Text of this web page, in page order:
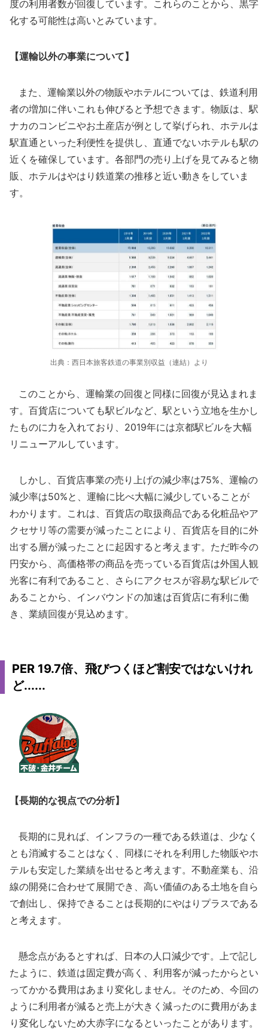
度の利用者数が回復しています。これらのことから、黒字
化する可能性は高いとみています。
【運輸以外の事業について】
また、運輸業以外の物販やホテルについては、鉄道利用
者の増加に伴いこれも伸びると予想できます。物販は、駅
ナカのコンビニやお土産店が例として挙げられ、ホテルは
駅直通といった利便性を提供し、直通でないホテルも駅の
近くを確保しています。各部門の売り上げを見てみると物
販、ホテルはやはり鉄道業の推移と近い動きをしていま
す。
出典：西日本旅客鉄道の事業別収益（連結）より
このことから、運輸業の回復と同様に回復が見込まれま
す。百貨店についても駅ビルなど、駅という立地を生かし
たものに力を入れており、2019年には京都駅ビルを大幅
リニューアルしています。
しかし、百貨店事業の売り上げの減少率は75%、運輸の
減少率は50%と、運輸に比べ大幅に減少していることが
わかります。これは、百貨店の取扱商品である化粧品やア
クセサリ等の需要が減ったことにより、百貨店を目的に外
出する層が減ったことに起因すると考えます。ただ昨今の
円安から、高価格帯の商品を売っている百貨店は外国人観
光客に有利であること、さらにアクセスが容易な駅ビルで
あることから、インバウンドの加速は百貨店に有利に働
き、業績回復が見込めます。
PER 19.7倍、飛びつくほど割安ではないけれ
ど......
【長期的な視点での分析】
長期的に見れば、インフラの一種である鉄道は、少なく
とも消滅することはなく、同様にそれを利用した物販やホ
テルも安定した業績を出せると考えます。不動産業も、沿
線の開発に合わせて展開でき、高い価値のある土地を自ら
で創出し、保持できることは長期的にやはりプラスである
と考えます。
懸念点があるとすれば、日本の人口減少です。上で記し
たように、鉄道は固定費が高く、利用客が減ったからとい
ってかかる費用はあまり変化しません。そのため、今回の
ように利用者が減ると売上が大きく減ったのに費用があま
り変化しないため大赤字になるといったことがあります。